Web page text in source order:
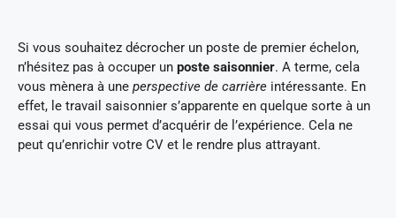
Si vous souhaitez décrocher un poste de premier échelon,
n’hésitez pas à occuper un poste saisonnier. A terme, cela
vous mènera à une perspective de carrière intéressante. En
effet, le travail saisonnier s’apparente en quelque sorte à un
essai qui vous permet d’acquérir de l’expérience. Cela ne
peut qu’enrichir votre CV et le rendre plus attrayant.